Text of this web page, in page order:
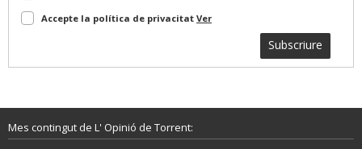
Accepte la política de privacitat Ver
Subscriure
Mes contingut de L' Opinió de Torrent: